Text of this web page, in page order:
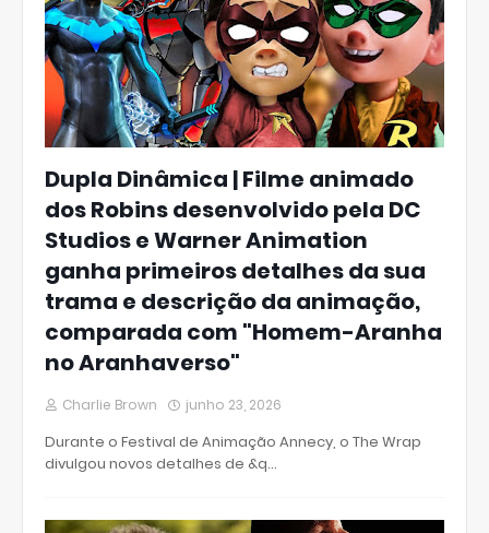
Dupla Dinâmica | Filme animado
dos Robins desenvolvido pela DC
Studios e Warner Animation
ganha primeiros detalhes da sua
trama e descrição da animação,
comparada com "Homem-Aranha
no Aranhaverso"
Charlie Brown junho 23, 2026
Durante o Festival de Animação Annecy, o The Wrap
divulgou novos detalhes de &q…